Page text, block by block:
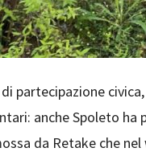
partecipazione
anche Spoleto ha
da Retake che